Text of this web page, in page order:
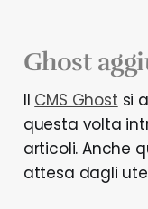
Ghost
Il CMS Ghost si
questa volta
articoli. Anche
attesa dagli